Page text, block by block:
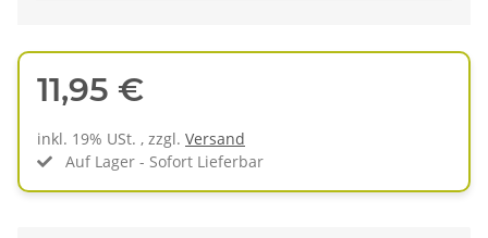
11,95 €
inkl. 19% USt. , zzgl. Versand
Auf Lager - Sofort Lieferbar